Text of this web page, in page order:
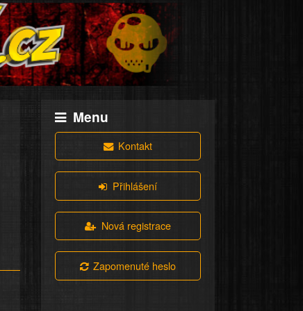
Menu
Kontakt
Přihlášení
Nová registrace
Zapomenuté heslo